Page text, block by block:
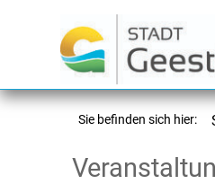
Sie befinden sich hier: